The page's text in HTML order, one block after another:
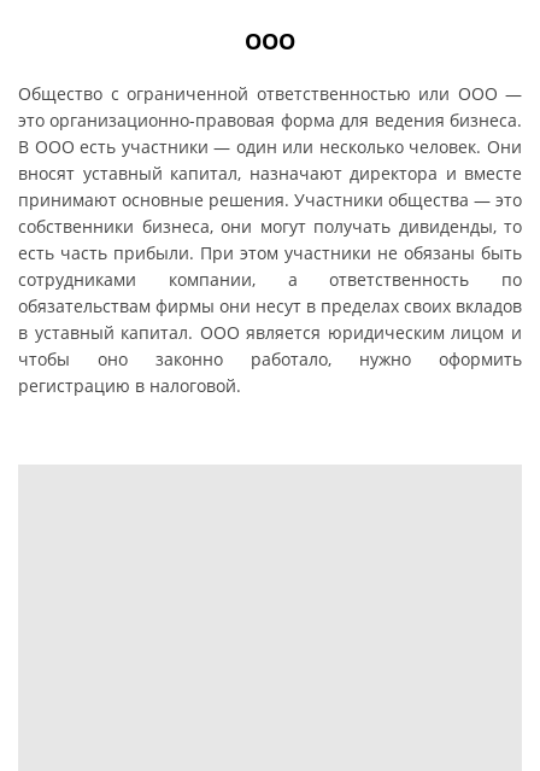
ООО
Общество с ограниченной ответственностью или ООО —
это организационно-правовая форма для ведения бизнеса.
В ООО есть участники — один или несколько человек. Они
вносят уставный капитал, назначают директора и вместе
принимают основные решения. Участники общества — это
собственники бизнеса, они могут получать дивиденды, то
есть часть прибыли. При этом участники не обязаны быть
сотрудниками компании, а ответственность по
обязательствам фирмы они несут в пределах своих вкладов
в уставный капитал. ООО является юридическим лицом и
чтобы оно законно работало, нужно оформить
регистрацию в налоговой.